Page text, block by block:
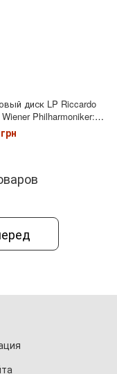
диск LP Riccardo
Philharmoniker: